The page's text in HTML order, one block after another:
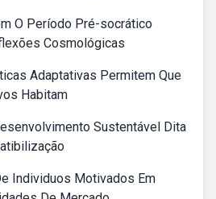
O Período Pré-socrático
Cosmológicas
Adaptativas Permitem Que
Habitam
Sustentável Dita
Individuos Motivados Em